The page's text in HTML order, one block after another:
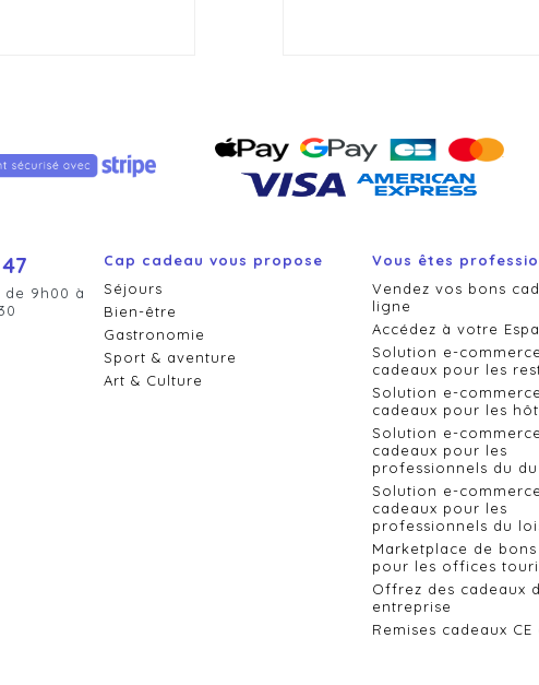
9h00 à
Cap cadeau vous propose
Séjours
Bien-être
Gastronomie
Sport & aventure
Art & Culture
Vous êtes
Vendez vos bons
ligne
Accédez à votre
Solution e-
cadeaux pour les
Solution e-
cadeaux pour les
Solution e-
cadeaux pour les
professionnels du
Solution e-
cadeaux pour les
professionnels du
Marketplace de
pour les offices
Offrez des cadeaux
entreprise
Remises cadeaux CE